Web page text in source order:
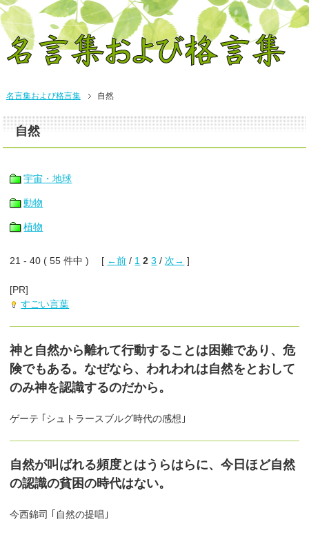
名言集および格言集 自然
自然
宇宙・地球
動物
植物
21 - 40 ( 55 件中 ) [ ←前 / 1 2 3 / 次→ ]
[PR]
すごい言葉
神と自然から離れて行動することは困難であり、危
険でもある。なぜなら、われわれは自然をとおして
のみ神を認識するのだから。
ゲーテ ｢シュトラースブルグ時代の感想｣
自然が叫ばれる頻度とはうらはらに、今日ほど自然
の認識の貧困の時代はない。
今西錦司 ｢自然の提唱｣